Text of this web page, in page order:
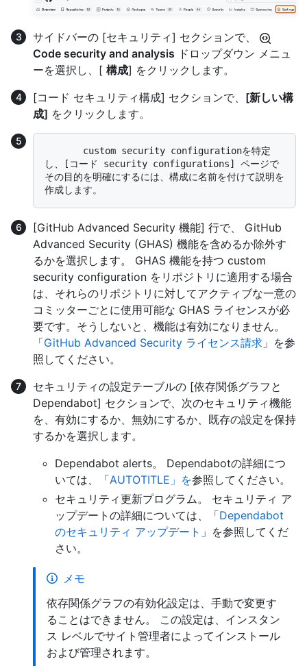
サイドバーの [セキュリティ] セクションで、
Code security and analysis ドロップダウン メニュ
ーを選択し、[ 構成] をクリックします。
[コード セキュリティ構成] セクションで、 [新しい構
成] をクリックします。
し、[コード security configurations] ページで
その目的を明確にするには、構成に名前を付けて説明を
[GitHub Advanced Security 機能] 行で、 GitHub
Advanced Security (GHAS) 機能を含めるか除外す
るかを選択します。 GHAS 機能を持つ custom
security configuration をリポジトリに適用する場合
は、それらのリポジトリに対してアクティブな一意の
コミッターごとに使用可能な GHAS ライセンスが必
要です。そうしないと、機能は有効になりません。
「GitHub Advanced Security ライセンス請求 」を参
照してください。
セキュリティの設定テーブルの [依存関係グラフと
Dependabot] セクションで、次のセキュリティ機能
を、有効にするか、無効にするか、既存の設定を保持
するかを選択します。
Dependabot alerts。 Dependabotの詳細につ
いては、「AUTOTITLE」を参照してください。
セキュリティ更新プログラム。 セキュリティ ア
ップデートの詳細については、「Dependabot
のセキュリティ アップデート 」を参照してくだ
さい。
メモ
依存関係グラフの有効化設定は、手動で変更す
ることはできません。 この設定は、インスタン
ス レベルでサイト管理者によってインストール
および管理されます。